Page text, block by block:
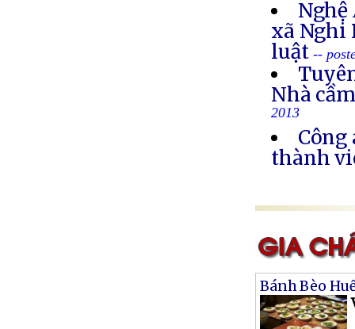
Nghệ
xã Nghi
luật--
Nhà
2013
thành
Bánh Bèo